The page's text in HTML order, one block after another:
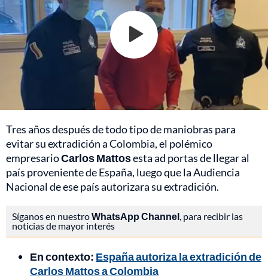
Tres años después de todo tipo de maniobras para
evitar su extradición a Colombia, el polémico
empresarioCarlos Mattosesta ad portas de llegar al
país proveniente de España, luego que la Audiencia
Nacional de ese país autorizara su extradición.
Síganos en nuestroWhatsApp Channel , para recibir las
noticias de mayor interés
En contexto: España autoriza la extradición de
Carlos Mattos a Colombia